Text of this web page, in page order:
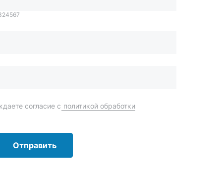
Отправить
+7 (904) 945-52-55